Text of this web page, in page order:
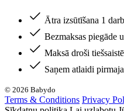
Ātra izsūtīšana 1
Bezmaksas piegāde
Maksā droši
Saņem atlaidi
© 2026 Babydo
Terms & Conditions Privacy